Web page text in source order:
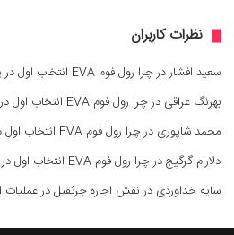
نظرات کاربران
سعید افشاردرچرا رول فوم EVA انتخاب اول در پروژه‌های صنعتی است؟
بهرنگ عراقی درچرا رول فوم EVA انتخاب اول در پروژه‌های صنعتی است؟
محمد شاپوری درچرا رول فوم EVA انتخاب اول در پروژه‌های صنعتی است؟
دلارام گرگیجدرچرا رول فوم EVA انتخاب اول در پروژه‌های صنعتی است؟
سایه خداوردی درنقش اجاره جرثقیل در